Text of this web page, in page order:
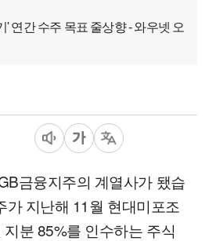
' 연간 수주 목표 줄상향 - 와우넷 오
금융지주의 계열사가 됐습
가 지난해 11월 현대미포조
분 85%를 인수하는 주식